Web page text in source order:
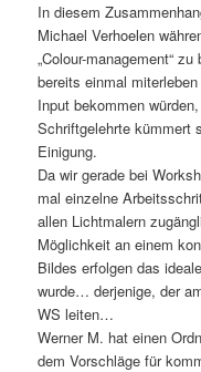
In diesem
Michael Verhoelen
„Colour-management“
bereits einmal
Input bekommen
Schriftgelehrte kümmert
Einigung.
Da wir gerade bei
mal einzelne
allen Lichtmalern
Möglichkeit an einem
Bildes erfolgen das
wurde… derjenige, der
WS leiten…
Werner M. hat einen
dem Vorschläge für